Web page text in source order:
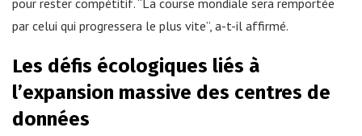
pour rester compétitif. “La course mondiale sera remportée
par celui qui progressera le plus vite”, a-t-il affirmé.
Les défis écologiques liés à
l’expansion massive des centres de
données